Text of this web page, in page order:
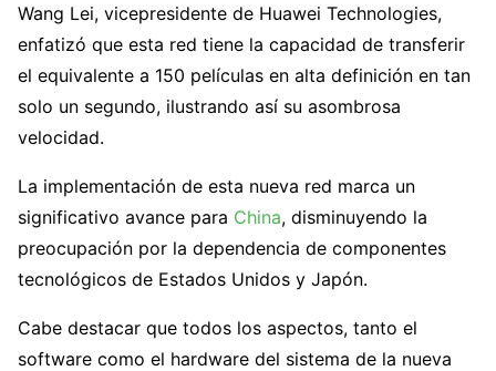
Wang Lei, vicepresidente de Huawei Technologies,
enfatizó que esta red tiene la capacidad de transferir
el equivalente a 150 películas en alta definición en tan
solo un segundo, ilustrando así su asombrosa
velocidad.
La implementación de esta nueva red marca un
significativo avance para China, disminuyendo la
preocupación por la dependencia de componentes
tecnológicos de Estados Unidos y Japón.
Cabe destacar que todos los aspectos, tanto el
software como el hardware del sistema de la nueva